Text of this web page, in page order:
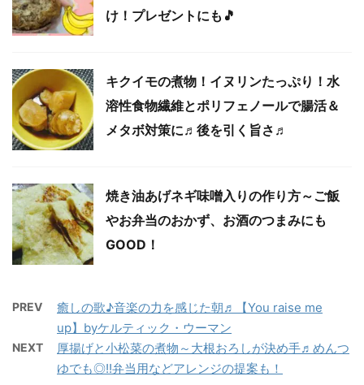
け！プレゼントにも🎵
キクイモの煮物！イヌリンたっぷり！水
溶性食物繊維とポリフェノールで腸活＆
メタボ対策に♬後を引く旨さ♬
焼き油あげネギ味噌入りの作り方～ご飯
やお弁当のおかず、お酒のつまみにも
GOOD！
PREV
癒しの歌♪音楽の力を感じた朝♬【You raise me
up】byケルティック・ウーマン
NEXT
厚揚げと小松菜の煮物～大根おろしが決め手♬めんつ
ゆでも◎!!弁当用などアレンジの提案も！